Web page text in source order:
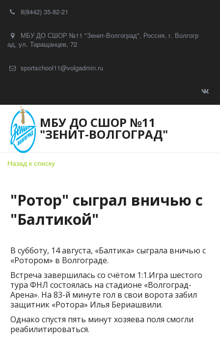
8(8442) 35-82-21
МБУ ДО СШОР №11 "Зенит-Волгоград", Россия, г. Волгогр
ад, ул. Таращанцев, 72
sportschool11@volgadmin.ru
МБУ ДО СШОР №11
"ЗЕНИТ-ВОЛГОГРАД"
Назад к списку
"Ротор" сыграл вничью с
"Балтикой"
В субботу, 14 августа, «Балтика» сыграла вничью с
«Ротором» в Волгограде.
Встреча завершилась со счётом 1:1.Игра шестого
тура ФНЛ состоялась на стадионе «Волгоград-
Арена». На 83-й минуте гол в свои ворота забил
защитник «Ротора» Илья Бериашвили.
Однако спустя пять минут хозяева поля смогли
реабилитироваться.